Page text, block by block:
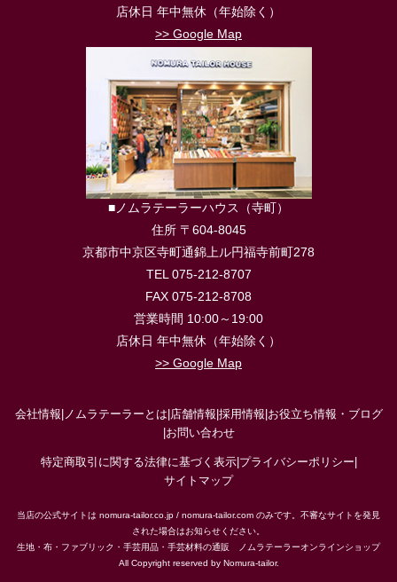
店休日 年中無休（年始除く）
>> Google Map
■ノムラテーラーハウス（寺町）
住所 〒604-8045
京都市中京区寺町通錦上ル円福寺前町278
TEL 075-212-8707
FAX 075-212-8708
営業時間 10:00～19:00
店休日 年中無休（年始除く）
>> Google Map
会社情報 ノムラテーラーとは 店舗情報 採用情報 お役立ち情報・ブログ
お問い合わせ
特定商取引に関する法律に基づく表示| プライバシーポリシー
サイトマップ
当店の公式サイトは nomura-tailor.co.jp / nomura-tailor.com のみです。不審なサイトを発見
された場合はお知らせください。
生地・布・ファブリック・手芸用品・手芸材料の通販 ノムラテーラーオンラインショップ
All Copyright reserved by Nomura-tailor.